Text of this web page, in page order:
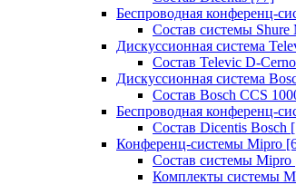
Беспроводная конференц-
Состав системы Shure
Дискуссионная система
Состав Televic D-Cerno
Дискуссионная система
Состав Bosch CCS
Беспроводная конференц-
Состав Dicentis Bosch
Конференц-системы Mipro
Состав системы Mipro
Комплекты системы